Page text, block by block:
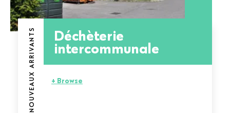
NOUVEAUX ARRIVANTS Déchèterie
intercommunale
+ Browse